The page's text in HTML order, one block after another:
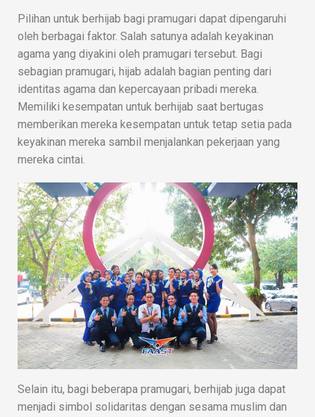
Pilihan untuk berhijab bagi pramugari dapat dipengaruhi
oleh berbagai faktor. Salah satunya adalah keyakinan
agama yang diyakini oleh pramugari tersebut. Bagi
sebagian pramugari, hijab adalah bagian penting dari
identitas agama dan kepercayaan pribadi mereka.
Memiliki kesempatan untuk berhijab saat bertugas
memberikan mereka kesempatan untuk tetap setia pada
keyakinan mereka sambil menjalankan pekerjaan yang
mereka cintai.
Selain itu, bagi beberapa pramugari, berhijab juga dapat
menjadi simbol solidaritas dengan sesama muslim dan